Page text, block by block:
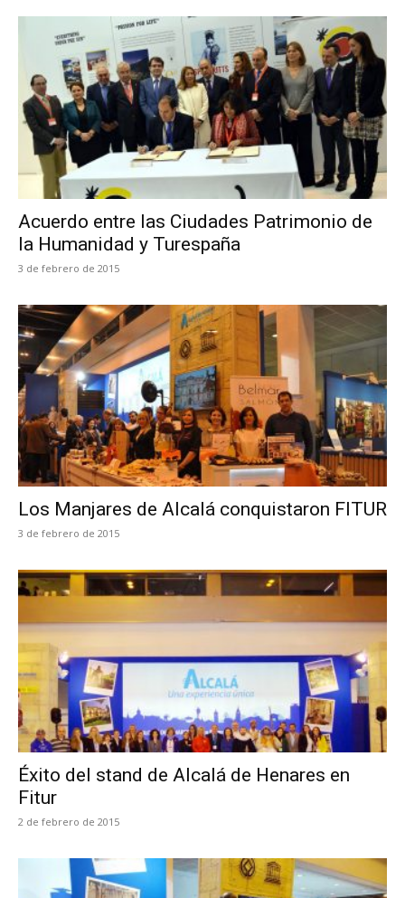
Acuerdo entre las Ciudades Patrimonio de
la Humanidad y Turespaña
3 de febrero de 2015
Los Manjares de Alcalá conquistaron FITUR
3 de febrero de 2015
Éxito del stand de Alcalá de Henares en
Fitur
2 de febrero de 2015